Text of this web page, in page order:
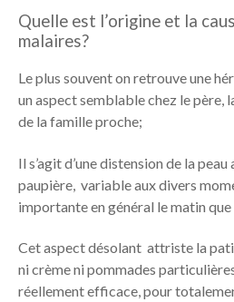
Quelle est l’origine et la
malaires?
Le plus souvent on retrouve une
un aspect semblable chez le père,
de la famille proche;
Il s’agit d’une distension de la
paupière, variable aux divers
importante en général le matin que
Cet aspect désolant attriste la
ni crème ni pommades
réellement efficace, pour